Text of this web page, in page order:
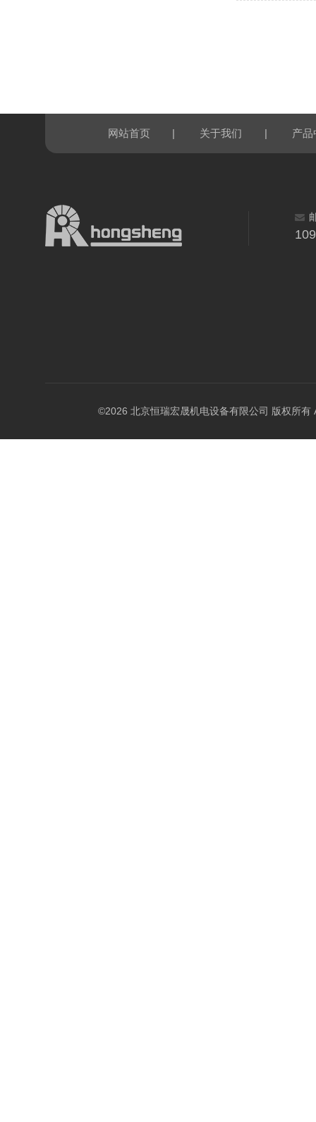
网站首页 | 关于我们 | 产品
©2026 北京恒瑞宏晟机电设备有限公司 版权所有